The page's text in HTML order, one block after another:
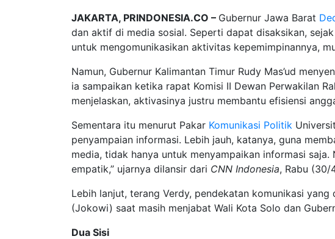
JAKARTA, PRINDONESIA.CO – Gubernur Jawa Barat
dan aktif di media sosial. Seperti dapat disaksikan,
untuk mengomunikasikan aktivitas kepemimpinannya,
Namun, Gubernur Kalimantan Timur Rudy Mas’ud
ia sampaikan ketika rapat Komisi II Dewan Perwakilan
menjelaskan, aktivasinya justru membantu efisiensi
Sementara itu menurut Pakar Komunikasi Politik
penyampaian informasi. Lebih jauh, katanya, guna
media, tidak hanya untuk menyampaikan informasi
empatik,” ujarnya dilansir dari CNN Indonesia, Rabu (30/
Lebih lanjut, terang Verdy, pendekatan komunikasi
(Jokowi) saat masih menjabat Wali Kota Solo dan
Dua Sisi